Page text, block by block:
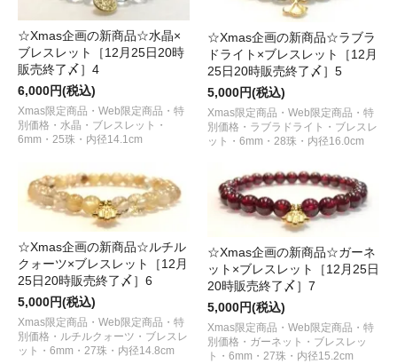
☆Xmas企画の新商品☆水晶×
ブレスレット［12月25日20時
販売終了〆］4
6,000円(税込)
Xmas限定商品・Web限定商品・特
別価格・水晶・ブレスレット・
6mm・25珠・内径14.1cm
☆Xmas企画の新商品☆ラブラ
ドライト×ブレスレット［12月
25日20時販売終了〆］5
5,000円(税込)
Xmas限定商品・Web限定商品・特
別価格・ラブラドライト・ブレスレ
ット・6mm・28珠・内径16.0cm
☆Xmas企画の新商品☆ルチル
クォーツ×ブレスレット［12月
25日20時販売終了〆］6
5,000円(税込)
Xmas限定商品・Web限定商品・特
別価格・ルチルクォーツ・ブレスレ
ット・6mm・27珠・内径14.8cm
☆Xmas企画の新商品☆ガーネ
ット×ブレスレット［12月25日
20時販売終了〆］7
5,000円(税込)
Xmas限定商品・Web限定商品・特
別価格・ガーネット・ブレスレッ
ト・6mm・27珠・内径15.2cm